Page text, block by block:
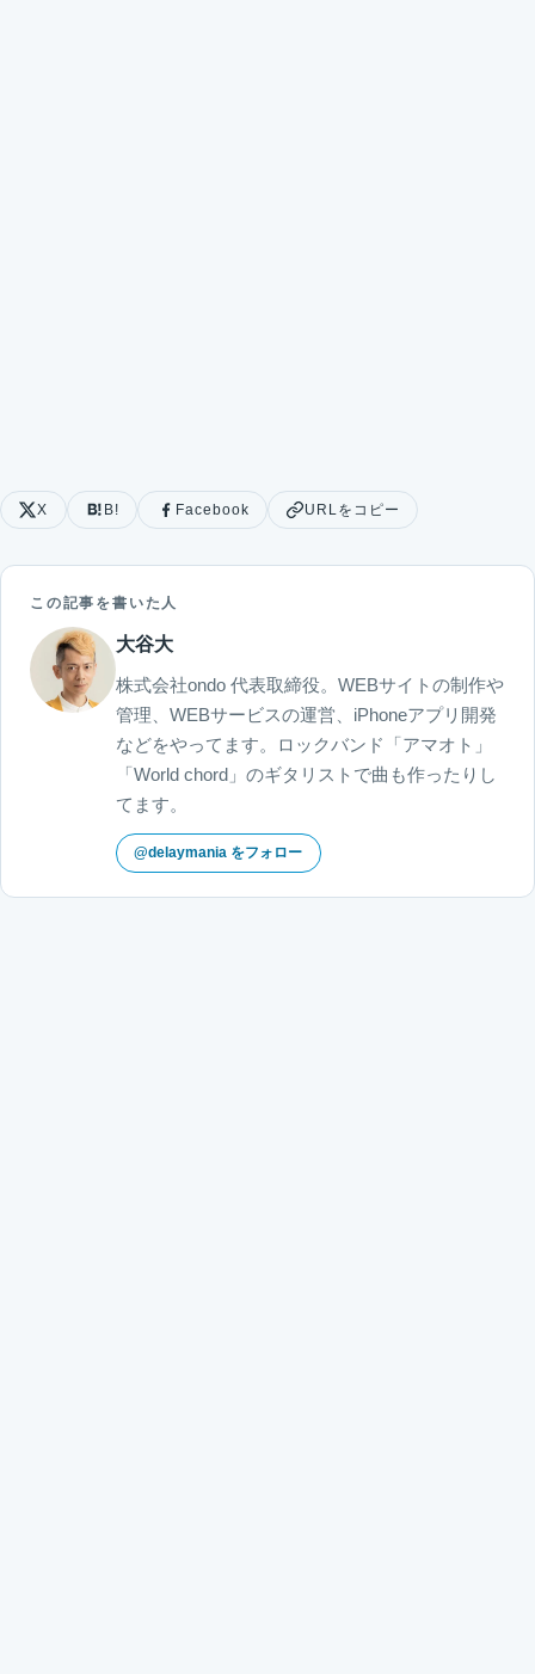
X B! Facebook URLをコピー
この記事を書いた人
大谷大
株式会社ondo 代表取締役。WEBサイトの制作や
管理、WEBサービスの運営、iPhoneアプリ開発
などをやってます。ロックバンド「アマオト」
「World chord」のギタリストで曲も作ったりし
てます。
@delaymania をフォロー